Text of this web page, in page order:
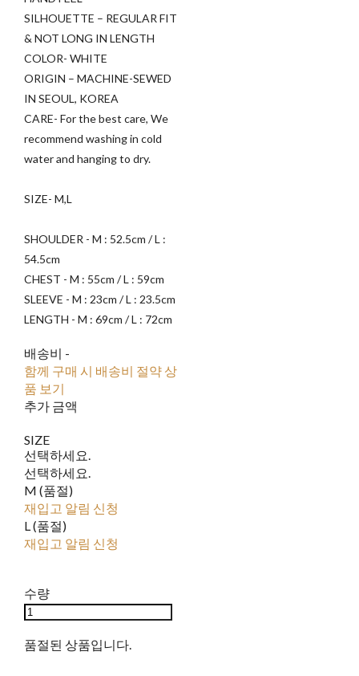
SILHOUETTE – REGULAR FIT
& NOT LONG IN LENGTH
COLOR- WHITE
ORIGIN – MACHINE-SEWED
IN SEOUL, KOREA
CARE- For the best care, We
recommend washing in cold
water and hanging to dry.
SIZE- M,L
SHOULDER - M : 52.5cm / L :
54.5cm
CHEST - M : 55cm / L : 59cm
SLEEVE - M : 23cm / L : 23.5cm
LENGTH - M : 69cm / L : 72cm
배송비 -
함께 구매 시 배송비 절약 상
품 보기
추가 금액
SIZE
선택하세요.
선택하세요.
M (품절)
재입고 알림 신청
L (품절)
재입고 알림 신청
수량
품절된 상품입니다.